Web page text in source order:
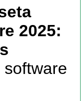
2025:
software